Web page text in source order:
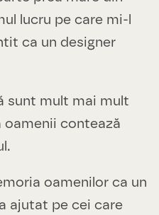
lucru pe care mi-l
ca un designer
sunt mult mai mult
oamenii contează
oamenilor ca un
ajutat pe cei care